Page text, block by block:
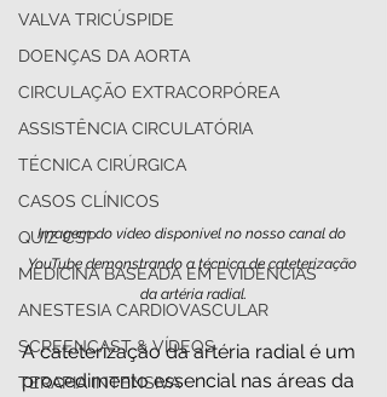
VALVA TRICÚSPIDE
DOENÇAS DA AORTA
CIRCULAÇÃO EXTRACORPÓREA
ASSISTÊNCIA CIRCULATÓRIA
TÉCNICA CIRÚRGICA
CASOS CLÍNICOS
QUIZ CSP
MEDICINA BASEADA EM EVIDÊNCIAS
ANESTESIA CARDIOVASCULAR
SCREENCAST & VÍDEOS
TERAPIA INTENSIVA
Imagem do vídeo disponível no nosso canal do
YouTube demonstrando a técnica de cateterização
da artéria radial.
A cateterização da artéria radial é um
procedimento essencial nas áreas da